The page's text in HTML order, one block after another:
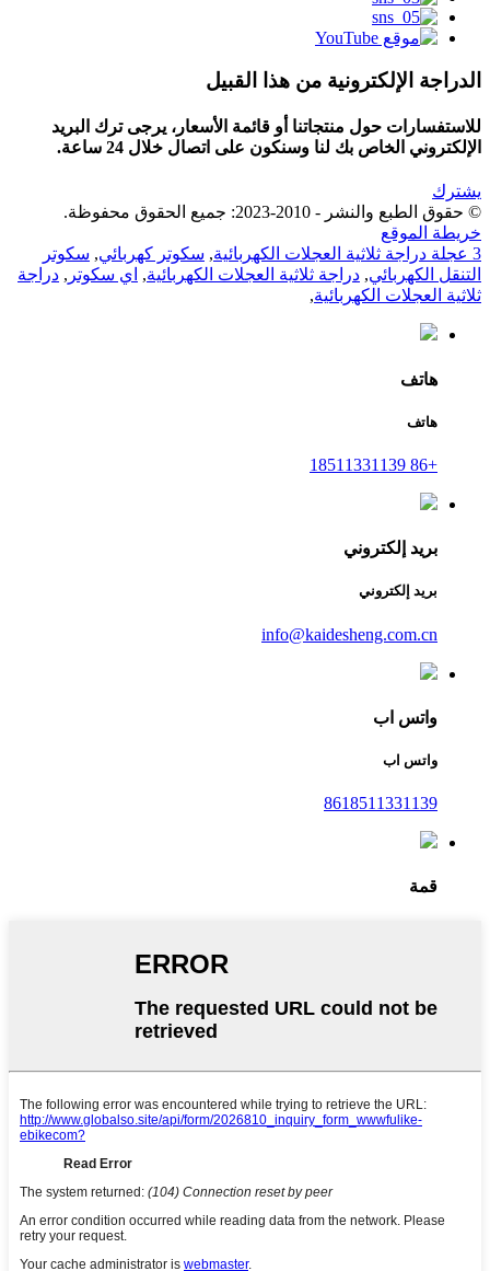
الدراجة الإلكترونية من هذا القبيل
للاستفسارات حول منتجاتنا أو قائمة الأسعار، يرجى ترك البريد
الإلكتروني الخاص بك لنا وسنكون على اتصال خلال 24 ساعة.
يشترك
© حقوق الطبع والنشر - 2010-2023: جميع الحقوق محفوظة.
خريطة الموقع
3 عجلة دراجة ثلاثية العجلات الكهربائية
, سكوتر كهربائي, سكوتر
التنقل الكهربائي, دراجة ثلاثية العجلات الكهربائية, اي سكوتر , دراجة
ثلاثية العجلات الكهربائية,
هاتف
هاتف
+86 18511331139
بريد إلكتروني
بريد إلكتروني
info@kaidesheng.com.cn
واتس اب
واتس اب
8618511331139
قمة